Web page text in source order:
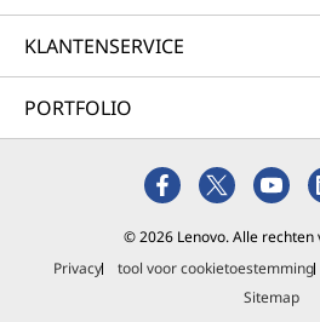
KLANTENSERVICE
PORTFOLIO
© 2026 Lenovo. Alle rechten
Privacy
tool voor cookietoestemming
Sitemap